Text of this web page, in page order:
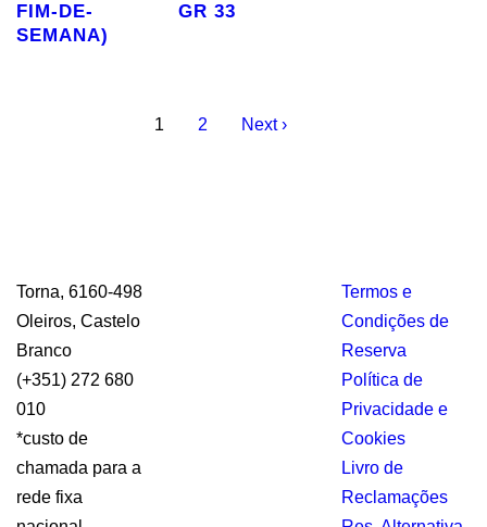
FIM-DE-
SEMANA)
GR 33
1 2 Next ›
Torna, 6160-498
Oleiros, Castelo
Branco
(+351) 272 680
010
*custo de
chamada para a
rede fixa
Termos e
Condições de
Reserva
Política de
Privacidade e
Cookies
Livro de
Reclamações